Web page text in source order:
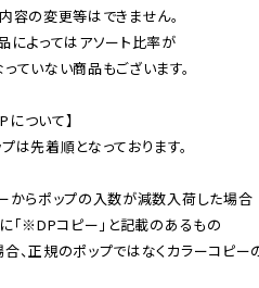
容の変更等はできません。
によってはアソート比率が
ていない商品もございます。
について】
は先着順となっております。
からポップの入数が減数入荷した場合
「※DPコピー」と記載のあるもの
、正規のポップではなくカラーコピー